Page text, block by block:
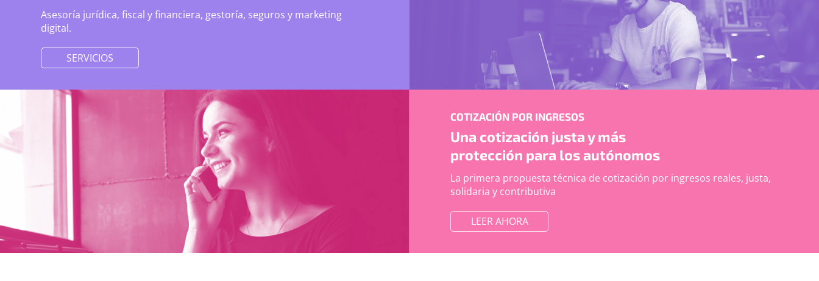
Asesoría jurídica, fiscal y financiera, gestoría, seguros y marketing
digital.
SERVICIOS
COTIZACIÓN POR INGRESOS
Una cotización justa y más
protección para los autónomos
La primera propuesta técnica de cotización por ingresos reales, justa,
solidaria y contributiva
LEER AHORA